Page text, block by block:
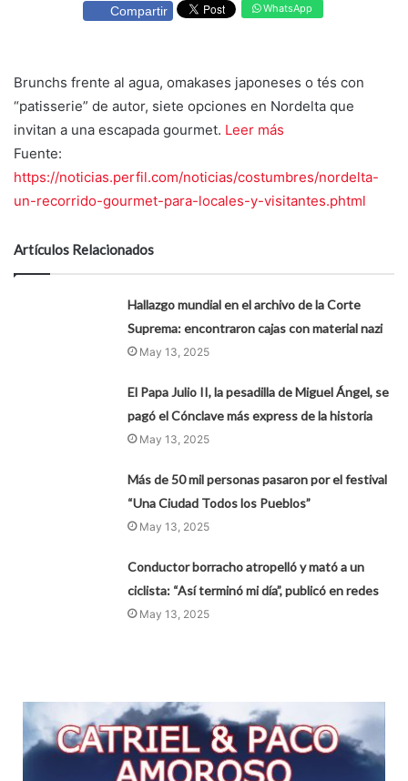
Compartir WhatsApp
Brunchs frente al agua, omakases japoneses o tés con
“patisserie” de autor, siete opciones en Nordelta que
invitan a una escapada gourmet. Leer más
Fuente:
https://noticias.perfil.com/noticias/costumbres/nordelta-
un-recorrido-gourmet-para-locales-y-visitantes.phtml
Artículos Relacionados
Hallazgo mundial en el archivo de la Corte
Suprema: encontraron cajas con material nazi
May 13, 2025
El Papa Julio II, la pesadilla de Miguel Ángel, se
pagó el Cónclave más express de la historia
May 13, 2025
Más de 50 mil personas pasaron por el festival
“Una Ciudad Todos los Pueblos”
May 13, 2025
Conductor borracho atropelló y mató a un
ciclista: “Así terminó mi día”, publicó en redes
May 13, 2025